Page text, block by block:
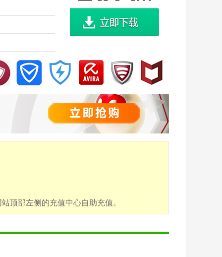
顶部左侧的充值中心自助充值。